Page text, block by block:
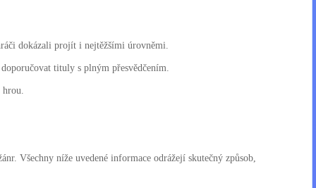
dokázali projít i nejtěžšími úrovněmi.
tituly s plným přesvědčením.
hrou.
Všechny níže uvedené informace odrážejí skutečný způsob,